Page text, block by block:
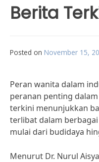
Berita
Posted on November 15,
Peran wanita dalam
peranan penting
terkini menunjukkan
terlibat dalam
mulai dari budidaya
Menurut Dr. Nurul